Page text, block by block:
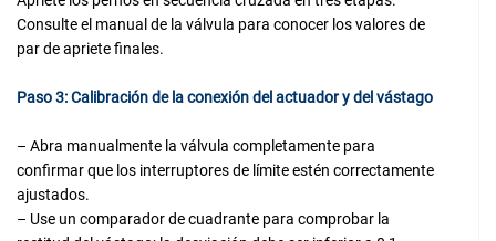
Consulte el manual de la válvula para conocer los valores de
par de apriete finales.
Paso 3: Calibración de la conexión del actuador y del vástago
– Abra manualmente la válvula completamente para
confirmar que los interruptores de límite estén correctamente
ajustados.
– Use un comparador de cuadrante para comprobar la